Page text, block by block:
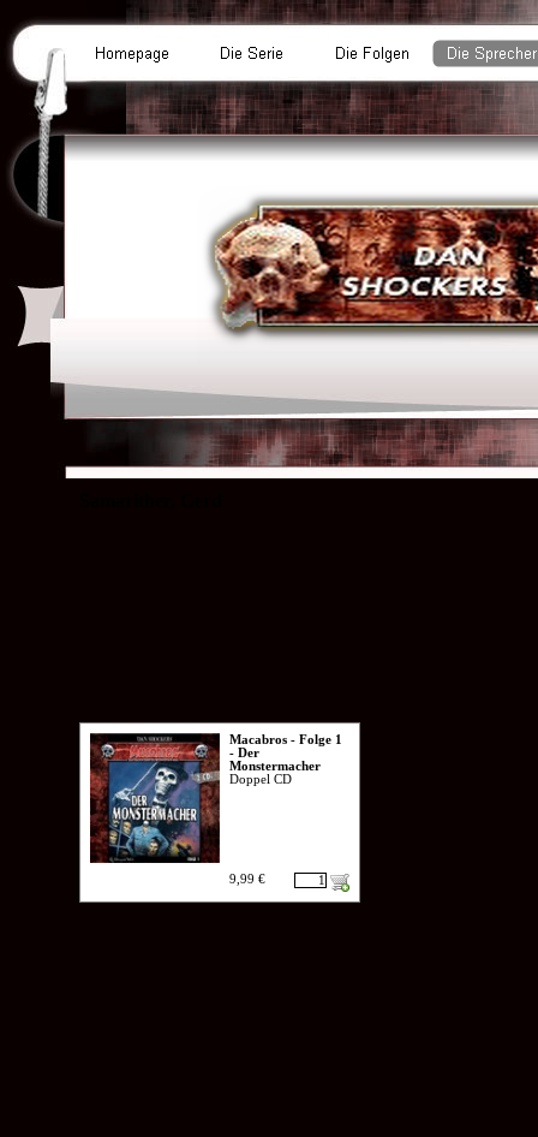
Macabros - Folge 1
- Der
Monstermacher
Doppel CD
9,99 €